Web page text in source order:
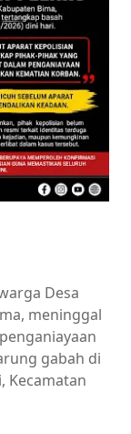
Desa
meninggal
gabah di
Kecamatan